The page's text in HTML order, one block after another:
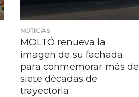
NOTICIAS
MOLTÓ renueva la
imagen de su fachada
para conmemorar más de
siete décadas de
trayectoria